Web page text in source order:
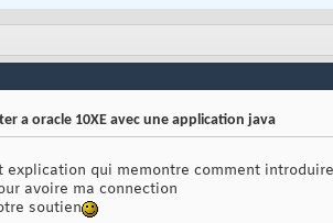
a oracle 10XE avec une application java
explication qui memontre comment
avoire ma connection
soutien